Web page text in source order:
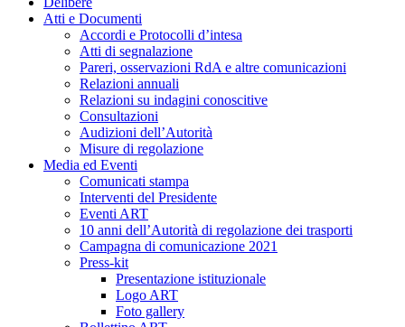
Atti e Documenti
Accordi e Protocolli d’intesa
Atti di segnalazione
Pareri, osservazioni RdA e altre comunicazioni
Relazioni annuali
Relazioni su indagini conoscitive
Consultazioni
Audizioni dell’Autorità
Misure di regolazione
Media ed Eventi
Comunicati stampa
Interventi del Presidente
Eventi ART
10 anni dell’Autorità di regolazione dei trasporti
Campagna di comunicazione 2021
Press-kit
Presentazione istituzionale
Logo ART
Foto gallery